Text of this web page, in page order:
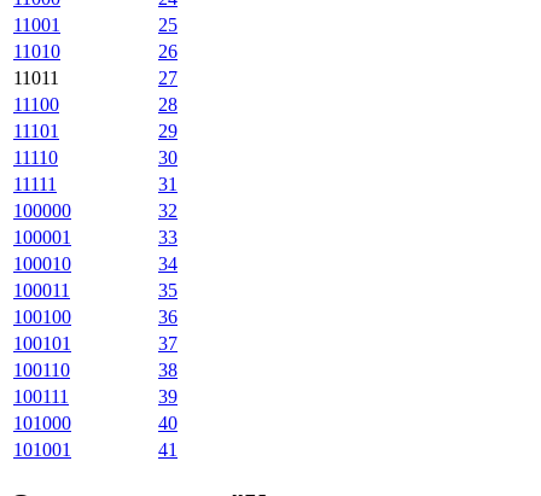
11001
25
11010
26
11011
27
11100
28
11101
29
11110
30
11111
31
100000
32
100001
33
100010
34
100011
35
100100
36
100101
37
100110
38
100111
39
101000
40
101001
41